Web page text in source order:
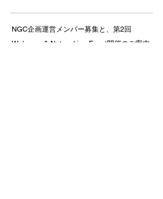
NGC企画運営メンバー募集と、第2回
Welcome & Networking Event開催のご案内